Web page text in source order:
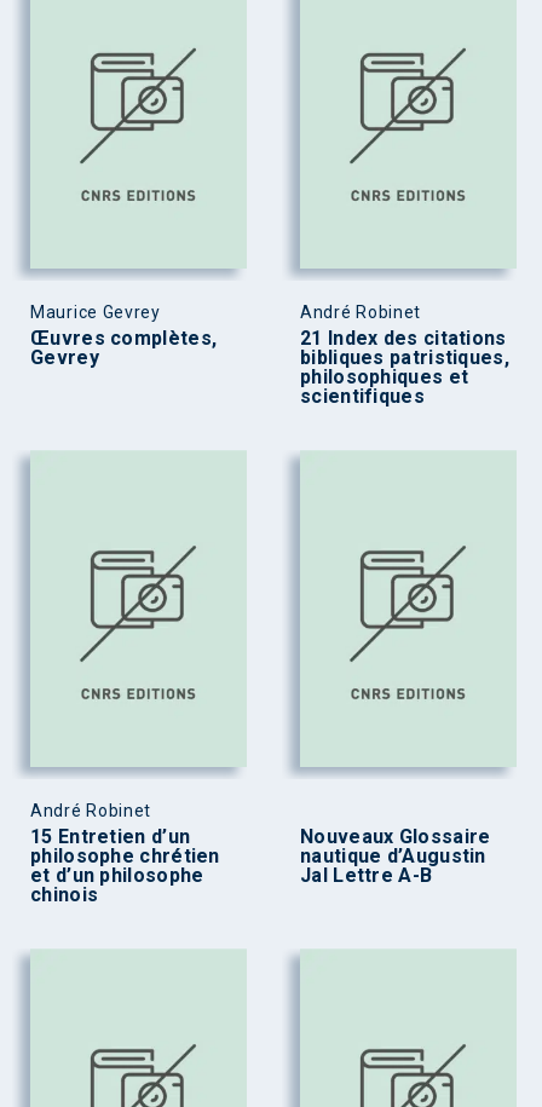
Maurice Gevrey
Œuvres complètes,
Gevrey
André Robinet
21 Index des citations
bibliques patristiques,
philosophiques et
scientifiques
André Robinet
15 Entretien d’un
philosophe chrétien
et d’un philosophe
chinois
Nouveaux Glossaire
nautique d’Augustin
Jal Lettre A-B